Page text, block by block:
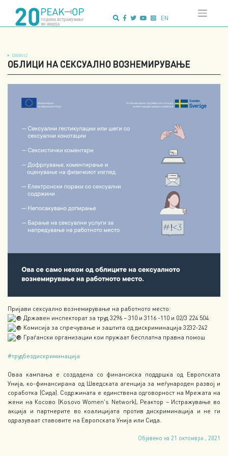
content
EN
DATAVIZ
ОБЛИЦИ НА СЕКСУАЛНО ВОЗНЕМИРУВАЊЕ
Пријави сексуално вознемирување на работното место:
Државен инспекторат за труд 3296 – 310 и 3116 -110 и 02/3 224 504
Комисија за спречување и заштита од дискриминација 3232-242
Граѓански организации кои пружаат бесплатна правна помош
#трудбездискриминација
Оваа кампања е создадена со финансиска поддршка од Европската
Унија, ко-финансирана од Шведската агенција за меѓународен развој и
соработка (Сида). Содржината е единствена одговорност на Мрежата на
жени на Косово (Kosovo Women’s Network), Реактор – Истражување во
акција и партнерите во коалицијата против дискриминација и не ги
одразуваат ставовите на Европската Унија или Сида.
Објавено на 21 октомври , 2021